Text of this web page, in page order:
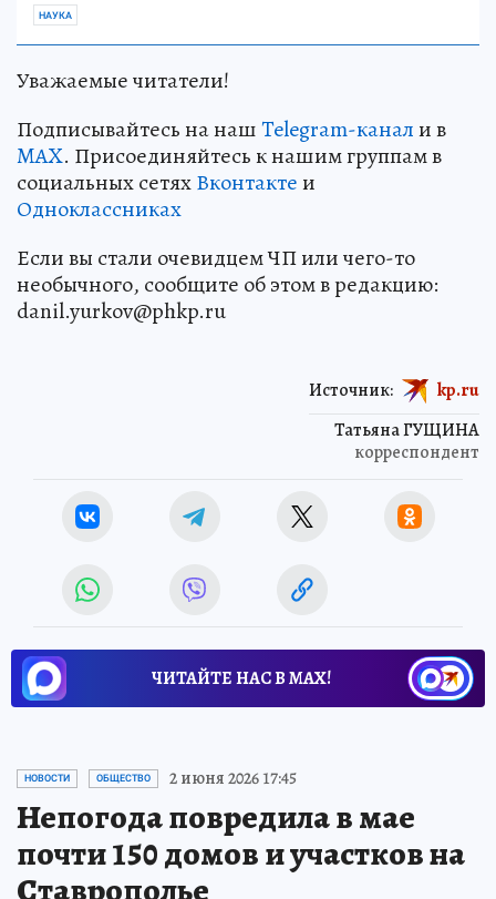
НАУКА
Уважаемые читатели!
Подписывайтесь на нашTelegram-канали в
MAX. Присоединяйтесь к нашим группам в
социальных сетяхВконтактеи
Одноклассниках
Если вы стали очевидцем ЧП или чего-то
необычного, сообщите об этом в редакцию:
danil.yurkov@phkp.ru
Татьяна ГУЩИНА
корреспондент
Источник: kp.ru
ЧИТАЙТЕ НАС В МАХ!
НОВОСТИ ОБЩЕСТВО 2 июня 2026 17:45
Непогода повредила в мае
почти 150 домов и участков на